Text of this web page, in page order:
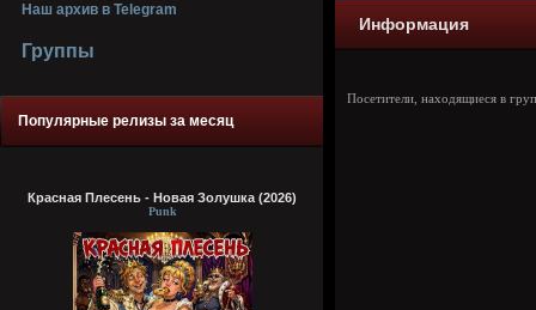
Наш архив в Telegram
Группы
Популярные релизы за месяц
Красная Плесень - Новая Золушка (2026)
Punk
Информация
Посетители, находящиеся в